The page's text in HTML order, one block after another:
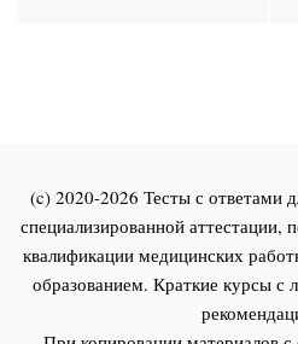
(c) 2020-2026 Тесты с ответами
специализированной аттестации,
квалификации медицинских
образованием. Краткие курсы с